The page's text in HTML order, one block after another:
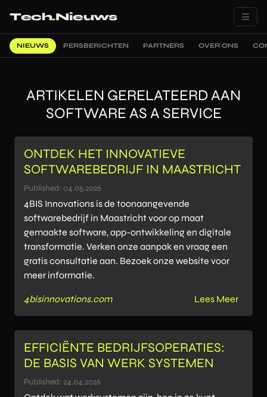
Tech.Nieuws
NIEUWS PERSBERICHTEN PARTNERS OVER ONS
ARTIKELEN GERELATEERD AAN
SOFTWARE AS A SERVICE
ONTDEK HET INNOVATIEVE
SOFTWAREBEDRIJF IN MAASTRICHT
Published: 04.05.2026
4BIS Innovations is de toonaangevende
softwarebedrijf in Maastricht voor op maat
gemaakte software, app-ontwikkeling en digitale
transformatie. Verken onze aanpak en vraag een
gratis consultatie aan. Bezoek onze website voor
meer informatie.
4bisinnovations.com Lees Meer
EFFICIËNTE BEDRIJFSOPERATIES:
DE BASIS VAN WERK SYSTEMEN
Published: 24.04.2026